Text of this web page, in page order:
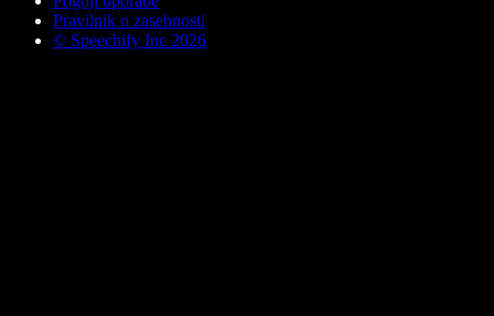
Pravilnik o zasebnosti
© Speechify Inc 2026